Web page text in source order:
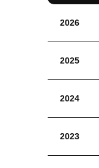
2026
2025
2024
2023